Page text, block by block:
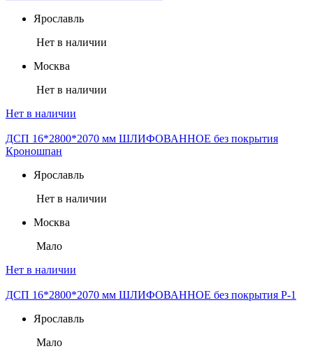
Ярославль
Нет в наличии
Москва
Нет в наличии
Нет в наличии
ДСП 16*2800*2070 мм ШЛИФОВАННОЕ без покрытия
Кроношпан
Ярославль
Нет в наличии
Москва
Мало
Нет в наличии
ДСП 16*2800*2070 мм ШЛИФОВАННОЕ без покрытия P-1
Ярославль
Мало